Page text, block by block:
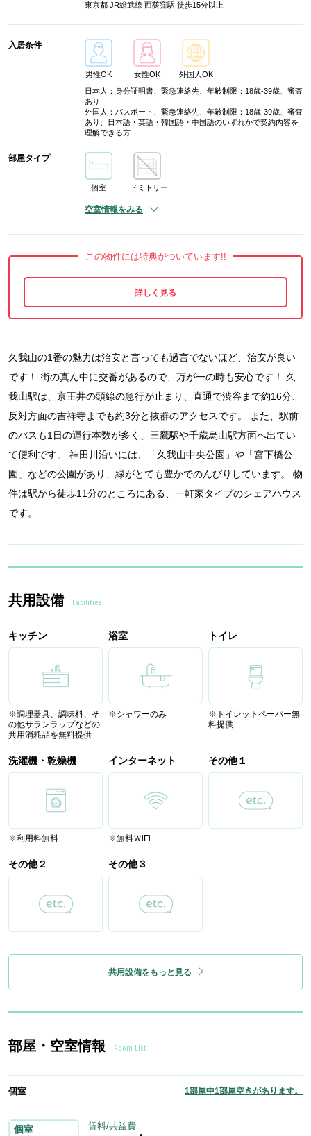
東京都 JR総武線 西荻窪駅 徒歩15分以上
入居条件
男性OK 女性OK
外国人OK
日本人：身分証明書、緊急連絡先、年齢制限：18歳-39歳、審査
あり
外国人：パスポート、緊急連絡先、年齢制限：18歳-39歳、審査
あり、日本語・英語・韓国語・中国語のいずれかで契約内容を
理解できる方
部屋タイプ
個室 ドミトリー
空室情報をみる
この物件には特典がついています!!
久我山の1番の魅力は治安と言っても過言でないほど、治安が良い
です！ 街の真ん中に交番があるので、万が一の時も安心です！ 久
我山駅は、京王井の頭線の急行が止まり、直通で渋谷まで約16分、
反対方面の吉祥寺までも約3分と抜群のアクセスです。 また、駅前
のバスも1日の運行本数が多く、三鷹駅や千歳烏山駅方面へ出てい
て便利です。 神田川沿いには、「久我山中央公園」や「宮下橋公
園」などの公園があり、緑がとても豊かでのんびりしています。 物
件は駅から徒歩11分のところにある、一軒家タイプのシェアハウス
です。
共用設備 Facilities
キッチン
※調理器具、調味料、そ
の他サランラップなどの
共用消耗品を無料提供
浴室
※シャワーのみ
トイレ
※トイレットペーパー無
料提供
洗濯機・乾燥機
※利用料無料
インターネット
※無料ＷiFi
その他１
その他２ その他３
共用設備をもっと見る
部屋・空室情報 Room List
個室 1部屋中1部屋空きがあります。
個室 賃料/共益費